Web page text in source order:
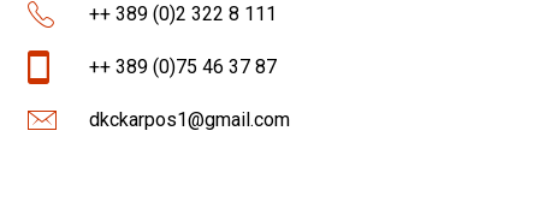
++ 389 (0)2 322 8 111
++ 389 (0)75 46 37 87
dkckarpos1@gmail.com